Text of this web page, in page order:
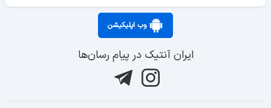
وب اپلیکیشن
ایران آنتیک در پیام رسان‌ها